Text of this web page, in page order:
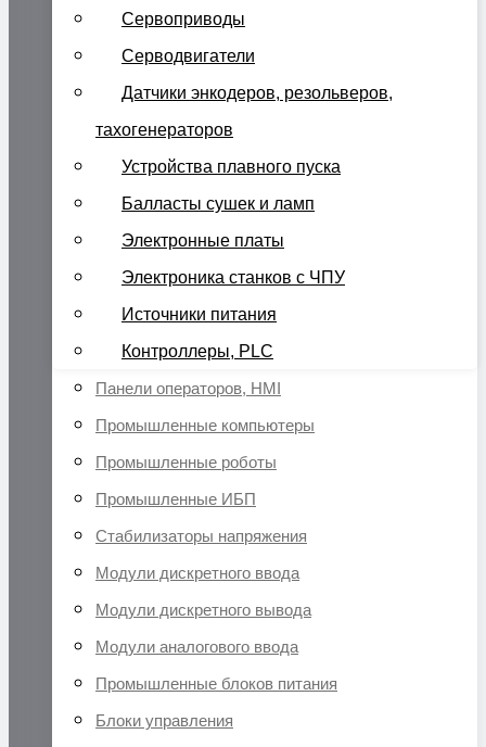
Сервоприводы
Серводвигатели
Датчики энкодеров, резольверов,
тахогенераторов
Устройства плавного пуска
Балласты сушек и ламп
Электронные платы
Электроника станков с ЧПУ
Источники питания
Контроллеры, PLC
Панели операторов, HMI
Промышленные компьютеры
Промышленные роботы
Промышленные ИБП
Стабилизаторы напряжения
Модули дискретного ввода
Модули дискретного вывода
Модули аналогового ввода
Промышленные блоков питания
Блоки управления